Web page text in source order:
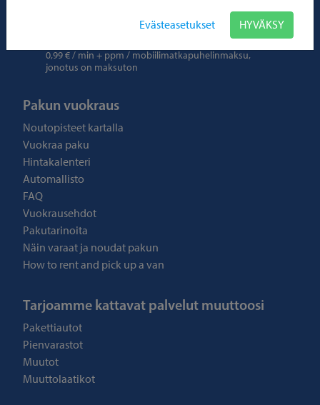
0,99 € / min + ppm / mobiilimatkapuhelinmaksu,
jonotus on maksuton
Pakun vuokraus
Noutopisteet kartalla
Vuokraa paku
Hintakalenteri
Automallisto
FAQ
Vuokrausehdot
Pakutarinoita
Näin varaat ja noudat pakun
How to rent and pick up a van
Tarjoamme kattavat palvelut muuttoosi
Pakettiautot
Pienvarastot
Muutot
Muuttolaatikot
Evästeasetukset HYVÄKSY